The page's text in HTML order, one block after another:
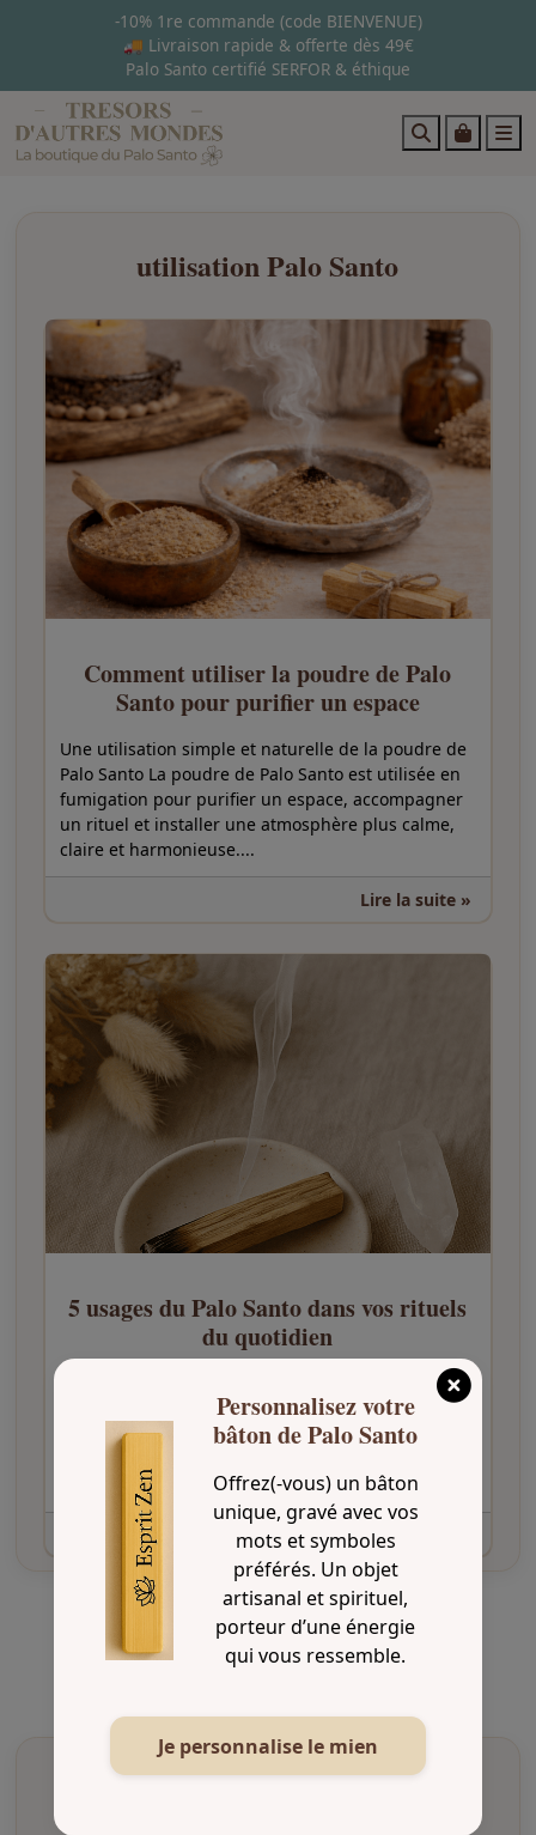
-10% 1re commande (code BIENVENUE)
🚚 Livraison rapide & offerte dès 49€
Palo Santo certifié SERFOR & éthique
SearchCart
utilisation Palo Santo
Comment utiliser la poudre de Palo
Santo pour purifier un espace
Une utilisation simple et naturelle de la poudre de
Palo Santo La poudre de Palo Santo est utilisée en
fumigation pour purifier un espace, accompagner
un rituel et installer une atmosphère plus calme,
claire et harmonieuse....
Lire la suite »
5 usages du Palo Santo dans vos rituels
du quotidien
quotidien Utilisé depuis des siècles dans les
traditions d’Amérique du Sud, le Palo Santo, aussi
purification, de recentrage et...
Lire la suite »
Personnalisez votre
bâton de Palo Santo
Offrez(-vous) un bâton
unique, gravé avec vos
mots et symboles
préférés. Un objet
artisanal et spirituel,
porteur d’une énergie
qui vous ressemble.
Je personnalise le mien